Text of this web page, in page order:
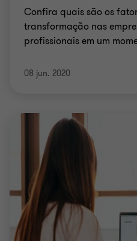
Confira quais são os
transformação nas
profissionais em um
08 jun. 2020